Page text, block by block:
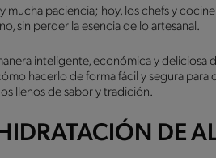
mucha paciencia; hoy, los chefs y
sin perder la esencia de lo artesanal.
inteligente, económica y deliciosa
hacerlo de forma fácil y segura para
llenos de sabor y tradición.
DE